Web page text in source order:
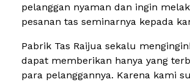
pelanggan nyaman dan ingin
pesanan tas seminarnya kepada
Pabrik Tas Raijua sekalu
dapat memberikan hanya yang
para pelanggannya. Karena kami